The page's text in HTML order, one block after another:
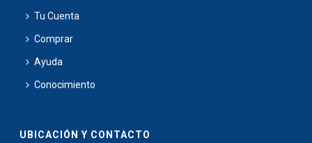
Tu Cuenta
Comprar
Ayuda
Conocimiento
UBICACIÓN Y CONTACTO